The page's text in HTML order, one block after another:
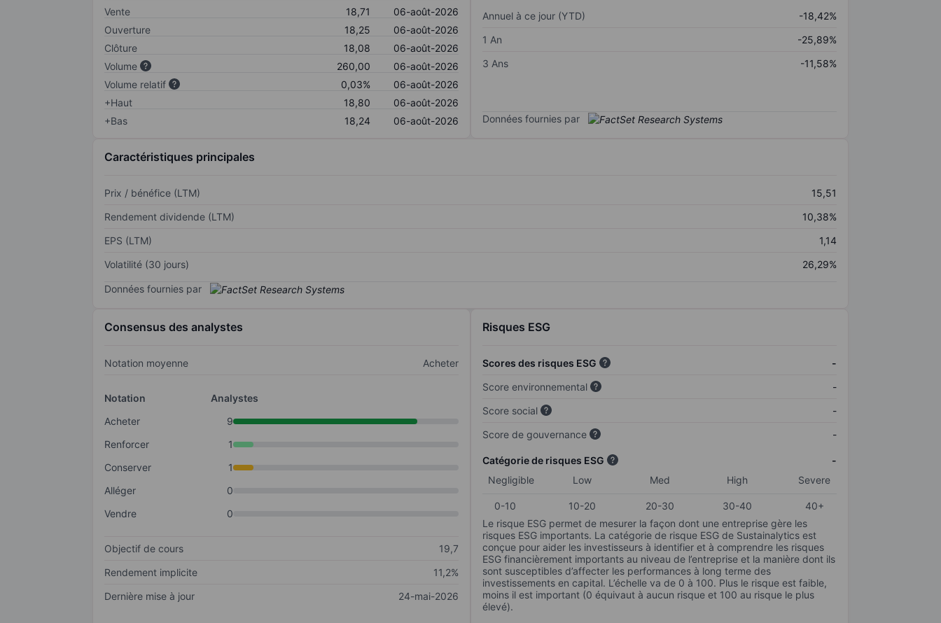
Vente
18,71
06-août-2026
Ouverture
18,25
06-août-2026
Clôture
18,08
06-août-2026
Volume
260,00
06-août-2026
Volume relatif
0,03%
06-août-2026
+Haut
18,80
06-août-2026
+Bas
18,24 06-août-2026
Annuel à ce jour (YTD)
-18,42%
1 An
-25,89%
3 Ans
-11,58%
Données fournies par
Caractéristiques principales
Prix / bénéfice (LTM)
15,51
Rendement dividende (LTM)
10,38%
EPS (LTM)
1,14
Volatilité (30 jours)
26,29%
Données fournies par
Consensus des analystes
Notation moyenne Acheter
Notation
Analystes
Acheter
9
Renforcer
1
Conserver
1
Alléger
0
Vendre
0
Objectif de cours
19,7
Rendement implicite
11,2%
Dernière mise à jour
24-mai-2026
Risques ESG
Scores des risques ESG
-
Score environnemental
-
Score social
-
Score de gouvernance
-
Catégorie de risques ESG
-
Negligible
Low Med High Severe
0-10 10-20 20-30 30-40
40+
Le risque ESG permet de mesurer la façon dont une entreprise gère les
risques ESG importants. La catégorie de risque ESG de Sustainalytics est
conçue pour aider les investisseurs à identifier et à comprendre les risques
ESG financièrement importants au niveau de l’entreprise et la manière dont ils
sont susceptibles d’affecter les performances à long terme des
investissements en capital. L’échelle va de 0 à 100. Plus le risque est faible,
moins il est important (0 équivaut à aucun risque et 100 au risque le plus
élevé).